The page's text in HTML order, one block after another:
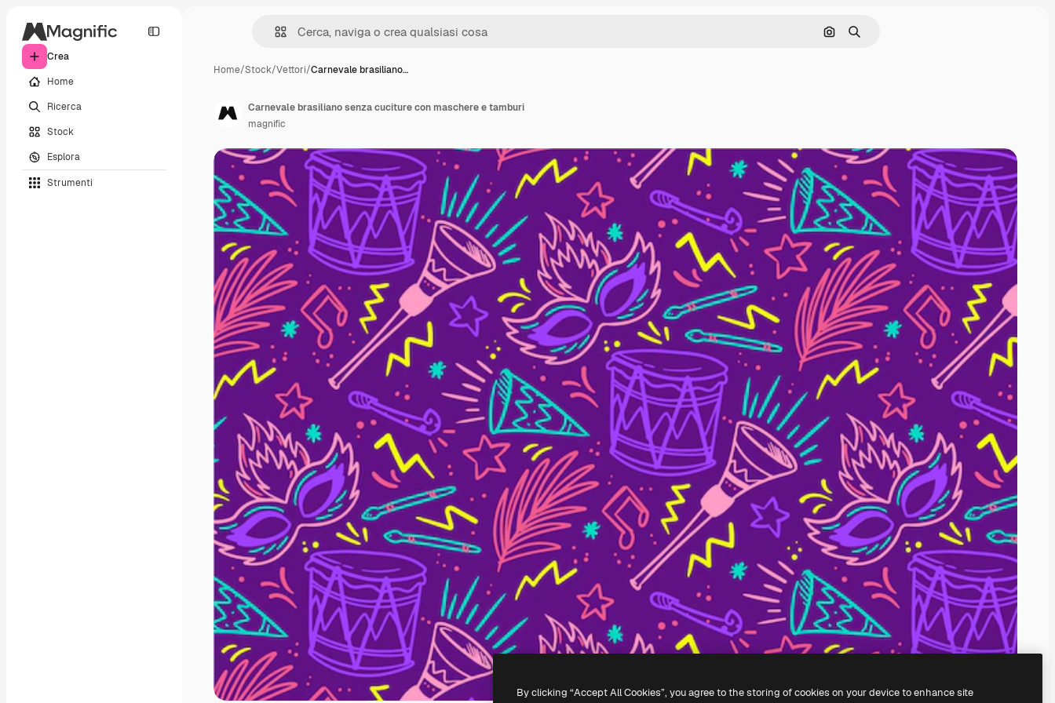
Crea
Home
Ricerca
Stock
Esplora
Strumenti
Cerca per immagine
Ricerca
Home/Stock/Vettori/Carnevale brasiliano…
Carnevale brasiliano senza cuciture con maschere e tamburi
magnific
By clicking “Accept All Cookies”, you agree to the storing of cookies on your device to enhance site